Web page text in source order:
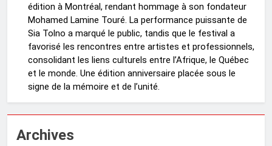
édition à Montréal, rendant hommage à son fondateur
Mohamed Lamine Touré. La performance puissante de
Sia Tolno a marqué le public, tandis que le festival a
favorisé les rencontres entre artistes et professionnels,
consolidant les liens culturels entre l’Afrique, le Québec
et le monde. Une édition anniversaire placée sous le
signe de la mémoire et de l’unité.
Archives